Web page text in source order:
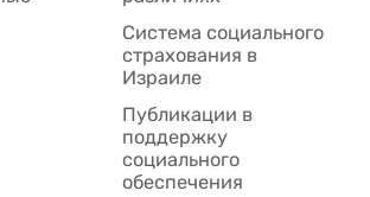
Система социального
страхования в
Израиле
Публикации в
поддержку
социального
обеспечения